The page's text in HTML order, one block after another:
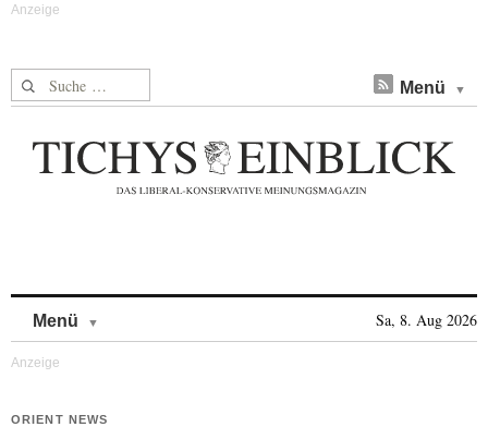
Suche nach: Menü
Menü Sa, 8. Aug 2026
ORIENT NEWS